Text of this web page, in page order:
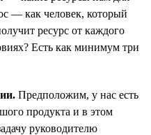
— как человек, который
ресурс от каждого
Есть как минимум три
Предположим, у нас есть
продукта и в этом
руководителю